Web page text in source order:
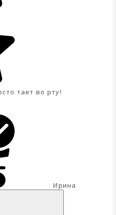
тает во рту!
Ирина